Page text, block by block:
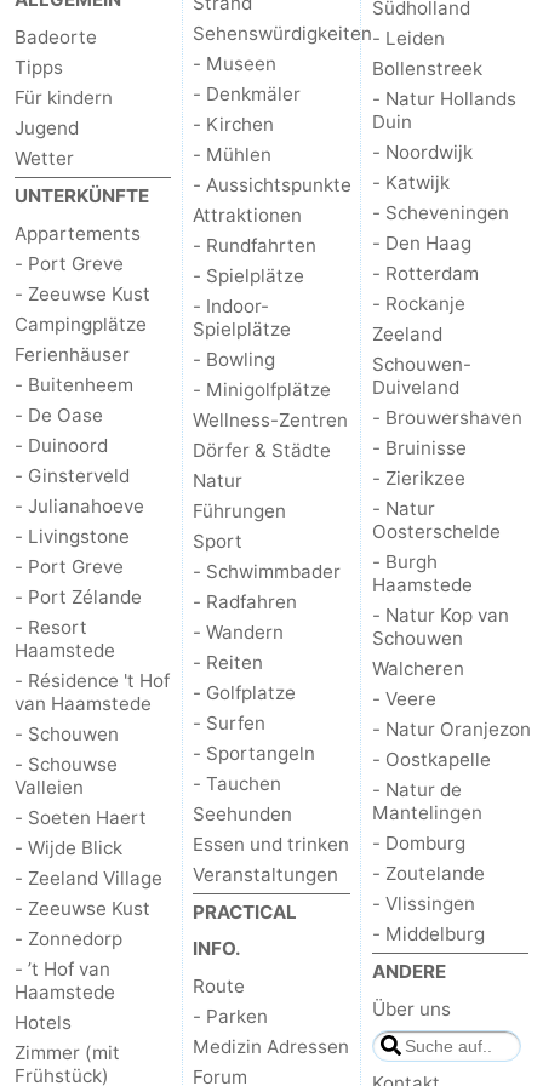
Natur
de
Mantelingen
-
Domburg
-
Zoutelande
-
Middelburg
Wetter
Kontakt
Badeorte
Tipps
Für kindern
Jugend
Wetter
UNTERKÜNFTE
Appartements
- Port Greve
- Zeeuwse Kust
Campingplätze
Ferienhäuser
- Buitenheem
- De Oase
- Duinoord
- Ginsterveld
- Julianahoeve
- Livingstone
- Port Greve
- Port Zélande
- Resort
Haamstede
- Résidence 't Hof
van Haamstede
- Schouwen
- Schouwse
Valleien
- Soeten Haert
- Wijde Blick
- Zeeland Village
- Zeeuwse Kust
- Zonnedorp
- ’t Hof van
Haamstede
Hotels
Zimmer (mit
Frühstück)
Sehenswürdigkeiten
- Museen
- Denkmäler
- Kirchen
- Mühlen
- Aussichtspunkte
Attraktionen
- Rundfahrten
- Spielplätze
- Indoor-
Spielplätze
- Bowling
- Minigolfplätze
Wellness-Zentren
Dörfer & Städte
Natur
Führungen
Sport
- Schwimmbader
- Radfahren
- Wandern
- Reiten
- Golfplatze
- Surfen
- Sportangeln
- Tauchen
Seehunden
Essen und trinken
Veranstaltungen
PRACTICAL
INFO.
Route
- Parken
Medizin Adressen
Forum
Südholland
- Leiden
Bollenstreek
- Natur Hollands
Duin
- Noordwijk
- Katwijk
- Scheveningen
- Den Haag
- Rotterdam
- Rockanje
Zeeland
Schouwen-
Duiveland
- Brouwershaven
- Bruinisse
- Zierikzee
- Natur
Oosterschelde
- Burgh
Haamstede
- Natur Kop van
Schouwen
Walcheren
- Veere
- Natur Oranjezon
- Oostkapelle
- Natur de
Mantelingen
- Domburg
- Zoutelande
- Vlissingen
- Middelburg
ANDERE
Über uns